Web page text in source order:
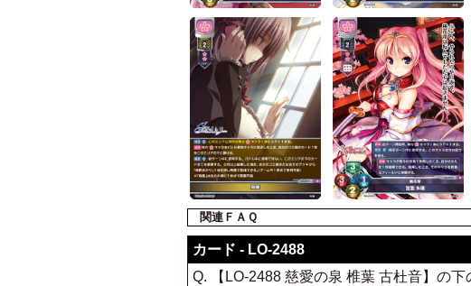
関連ＦＡＱ
カード - LO-2488
Q. 【LO-2488 慈愛の泉 椎葉 古杜音】の